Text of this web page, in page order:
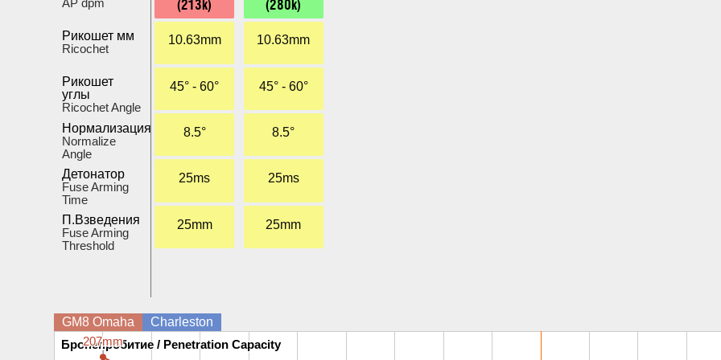
Рикошет мм
Ricochet
Рикошет
углы
Ricochet Angle
Нормализация
Normalize
Angle
Детонатор
Fuse Arming
Time
П.Взведения
Fuse Arming
Threshold
10.63mm
45° - 60°
8.5°
25ms
25mm
10.63mm
45° - 60°
8.5°
25ms
25mm
GM8 Omaha Charleston
Бронепробитие / Penetration Capacity
Бронепробитие / Penetration Capacity
207mm
207mm